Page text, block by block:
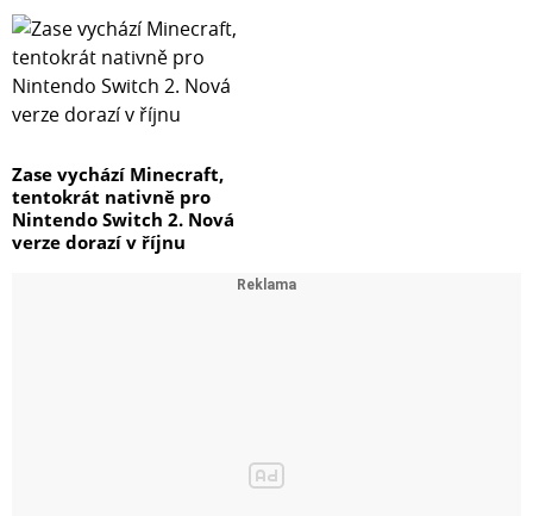
Připravil PJ
Zase vychází Minecraft,
tentokrát nativně pro
Nintendo Switch 2. Nová
verze dorazí v říjnu